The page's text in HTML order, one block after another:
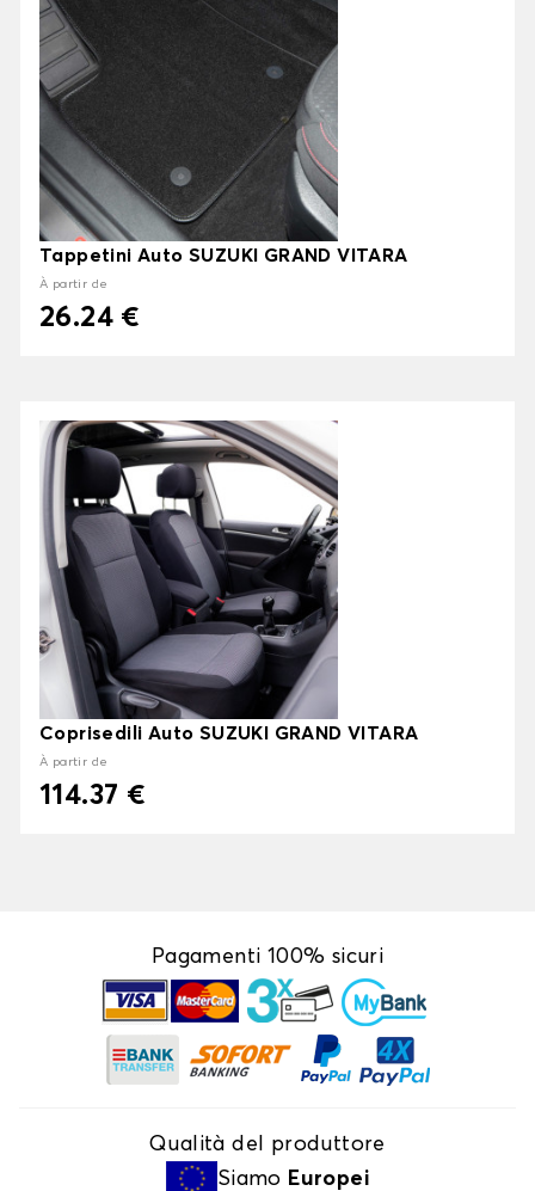
Tappetini Auto SUZUKI GRAND VITARA
À partir de
26.24 €
Coprisedili Auto SUZUKI GRAND VITARA
À partir de
114.37 €
Pagamenti 100% sicuri
Qualità del produttore
Siamo Europei